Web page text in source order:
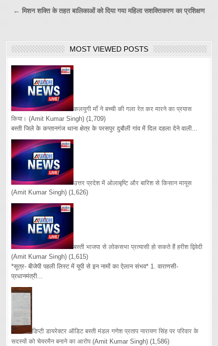
navigation
← मिशन शक्ति के तहत बालिकाओं को दिया गया महिला सशक्तिकरण का प्रशिक्षण
MOST VIEWED POSTS
कलयुगी माँ ने बच्ची की गला रेत कर मारने का प्रयास
किया। (Amit Kumar Singh) (1,709)
बस्ती जिले के कप्तानगंज थाना क्षेत्र के परसपुर दुबौली गांव में दिल दहला देने वाली...
उत्तर प्रदेश में ओलाबृष्टि और बारिश से किसान मायूस
(Amit Kumar Singh) (1,626)
बस्ती भाजपा से लोकसभा प्रत्यासी हो सकते हैं हरीश द्विवेदी
(Amit Kumar Singh) (1,615)
*सूत्र- बीजेपी पहली लिस्ट में यूपी से इन नामों का ऐलान संभव* 1. वाराणसी-
प्रधानमंत्री...
डिप्टी डायरेक्टर ऑडिट बस्ती मंडल गणेश प्रताप नारायण सिंह पर परिवार के
सदस्यों को चेयरमैन बनाने का आरोप (Amit Kumar Singh) (1,586)